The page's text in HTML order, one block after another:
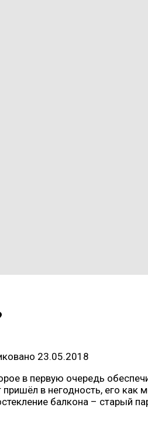
23.05.2018
в первую очередь
в негодность, его
балкона – старый